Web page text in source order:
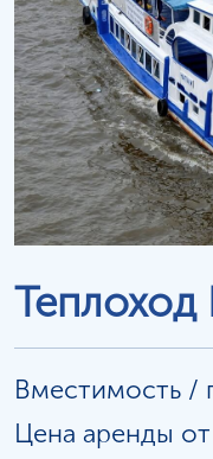
Теплоход
Вместимость /
Цена аренды